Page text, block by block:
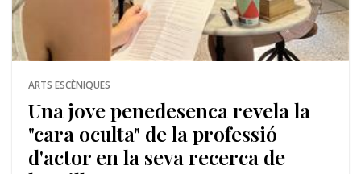
ARTS ESCÈNIQUES
Una jove penedesenca revela la
"cara oculta" de la professió
d'actor en la seva recerca de